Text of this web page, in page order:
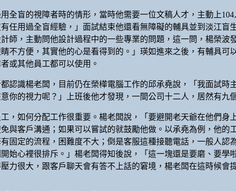
全盲的視障者時的情形，當時他需要一位文稿人才，主動上
任用過全盲經驗，」面試結束他還看無障礙的輔具並到淡江
師，主動問他設計過程中的一些專業的問題，這一問，楊榮
不方便，其實他的心是看得到的。」瑛如進來之後，有輔具
或其他員工都可以使用。
認識楊老闆，目前仍在榮樺電腦工作的邱承堯說，「我面試
你的視力呢？」上班後他才發現，一間公司十二人，居然有
，如何分配工作很重要。楊老闆說，「要避開老天爺在他們
與客戶溝通；如果可以嘗試的就鼓勵他做。以承堯為例，他
固定的流程，困難度不大；倒是客服這種接聽電話，一般人
始心裡很排斥。」楊老闆得知後說，「這一塊還是要磨、要
力很大，跟客戶聊天會有答不上話的窘境，楊老闆在這時候會